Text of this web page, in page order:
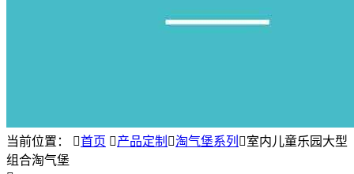
当前位置： 首页 产品定制 淘气堡系列 室内儿童乐园大型
组合淘气堡